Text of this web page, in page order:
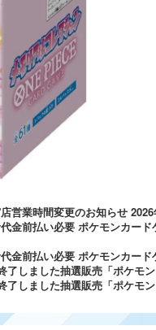
営業時間変更のお知らせ
代金前払い必要 ポケモンカー
代金前払い必要 ポケモンカー
了しました抽選販売「ポケ
了しました抽選販売「ポケ